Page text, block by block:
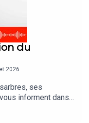
du
2026
ses
informent dans